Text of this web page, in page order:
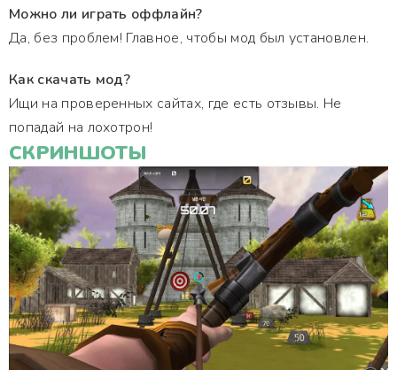
Можно ли играть оффлайн?
Да, без проблем! Главное, чтобы мод был установлен.
Как скачать мод?
Ищи на проверенных сайтах, где есть отзывы. Не
попадай на лохотрон!
СКРИНШОТЫ